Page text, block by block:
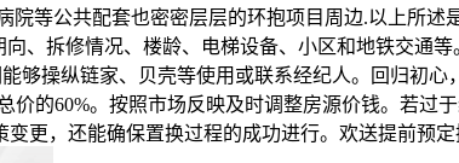
等公共配套也密密层层的环抱项目周边.以上所述
、拆修情况、楼龄、电梯设备、小区和地铁交通
够操纵链家、贝壳等使用或联系经纪人。回归初心
的60%。按照市场反映及时调整房源价钱。若过
更，还能确保置换过程的成功进行。欢送提前预